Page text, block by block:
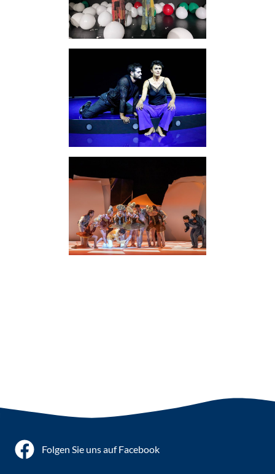
Familienprogramme
Clubmitgliedschaft
Folgen Sie uns auf Facebook